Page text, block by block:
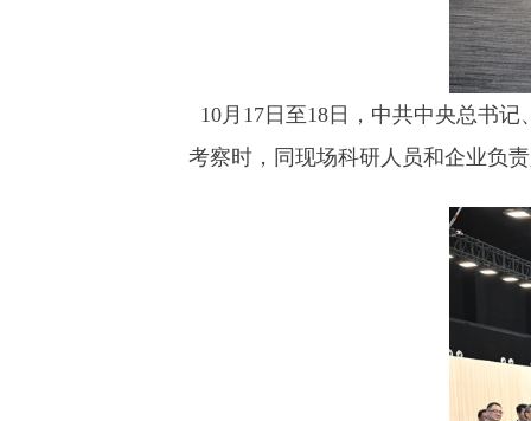
10月17日至18日，中共中央总书
考察时，同现场科研人员和企业负